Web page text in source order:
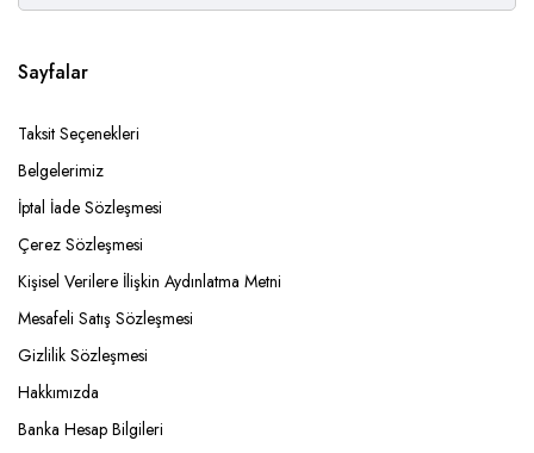
Sayfalar
Taksit Seçenekleri
Belgelerimiz
İptal İade Sözleşmesi
Çerez Sözleşmesi
Kişisel Verilere İlişkin Aydınlatma Metni
Mesafeli Satış Sözleşmesi
Gizlilik Sözleşmesi
Hakkımızda
Banka Hesap Bilgileri